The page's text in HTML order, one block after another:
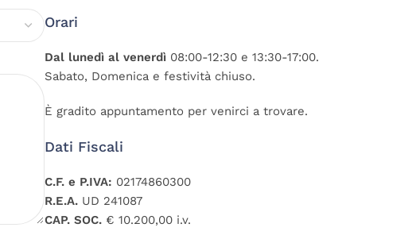
Orari
Dal lunedì al venerdì 08:00-12:30 e 13:30-17:00.
Sabato, Domenica e festività chiuso.
È gradito appuntamento per venirci a trovare.
Dati Fiscali
C.F. e P.IVA: 02174860300
R.E.A. UD 241087
CAP. SOC. € 10.200,00 i.v.